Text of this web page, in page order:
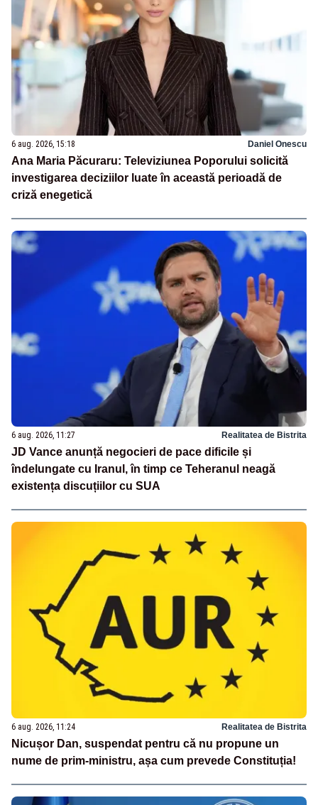
6 aug. 2026, 15:18 Daniel Onescu
Ana Maria Păcuraru: Televiziunea Poporului solicită
investigarea deciziilor luate în această perioadă de
criză enegetică
6 aug. 2026, 11:27 Realitatea de Bistrita
JD Vance anunță negocieri de pace dificile și
îndelungate cu Iranul, în timp ce Teheranul neagă
existența discuțiilor cu SUA
6 aug. 2026, 11:24 Realitatea de Bistrita
Nicușor Dan, suspendat pentru că nu propune un
nume de prim-ministru, așa cum prevede Constituția!